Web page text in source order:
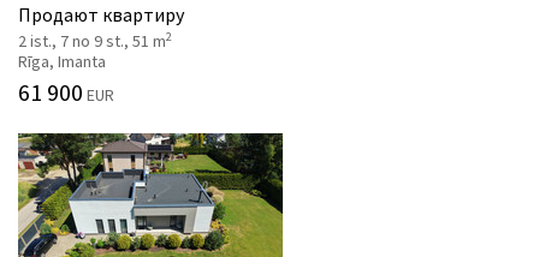
Продают квартиру
2 ist., 7 no 9 st., 51 m2
Rīga, Imanta
61 900 EUR